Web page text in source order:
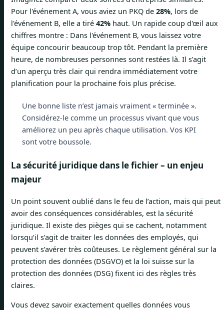
Pour l'événement A, vous aviez un PKQ de 28%, lors de
l'événement B, elle a tiré 42% haut. Un rapide coup d'œil aux
chiffres montre : Dans l'événement B, vous laissez votre
équipe concourir beaucoup trop tôt. Pendant la première
heure, de nombreuses personnes sont restées là. Il s’agit
d’un aperçu très clair qui rendra immédiatement votre
planification pour la prochaine fois plus précise.
Une bonne liste n’est jamais vraiment « terminée ».
Considérez-le comme un processus vivant que vous
améliorez un peu après chaque utilisation. Vos KPI
sont votre boussole.
La sécurité juridique dans le fichier – un enjeu
majeur
Un point souvent oublié dans le feu de l’action, mais qui peut
avoir des conséquences considérables, est la sécurité
juridique. Il existe des pièges qui se cachent, notamment
lorsqu’il s’agit de traiter les données des employés, qui
peuvent s’avérer très coûteuses. Le règlement général sur la
protection des données (DSGVO) et la loi suisse sur la
protection des données (DSG) fixent ici des règles très
claires.
Vous devez savoir exactement quelles données vous